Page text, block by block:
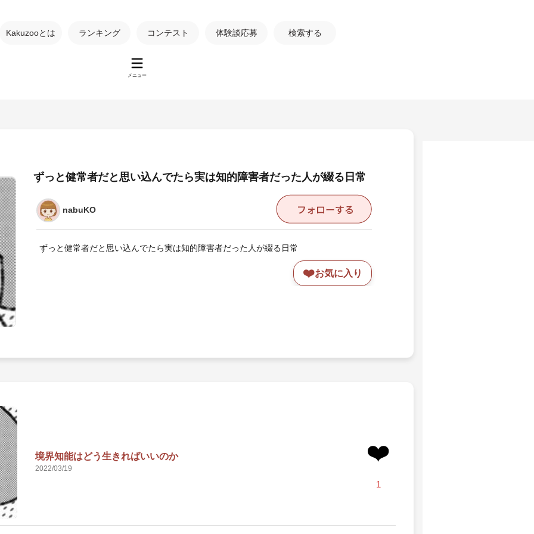
Kakuzooとは ランキング コンテスト 体験談応募 検索する
メニュー
ずっと健常者だと思い込んでたら実は知的障害者だった人が綴る日常
nabuKO
ずっと健常者だと思い込んでたら実は知的障害者だった人が綴る日常
❤️お気に入り
境界知能はどう生きればいいのか
2022/03/19
❤️
1